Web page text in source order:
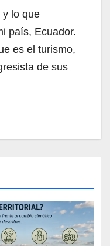
y lo que
país, Ecuador.
es el turismo,
de sus